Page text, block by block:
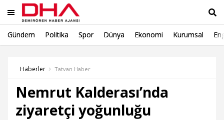
Gündem Politika Spor Dünya Ekonomi Kurumsal
Haberler Tatvan Haber
Nemrut Kalderası’nda
ziyaretçi yoğunluğu